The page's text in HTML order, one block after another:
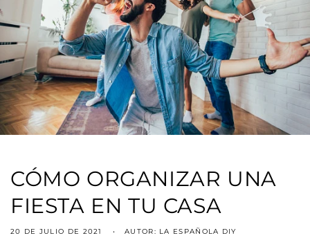
CÓMO ORGANIZAR UNA
FIESTA EN TU CASA
20 DE JULIO DE 2021 AUTOR: LA ESPAÑOLA DIY